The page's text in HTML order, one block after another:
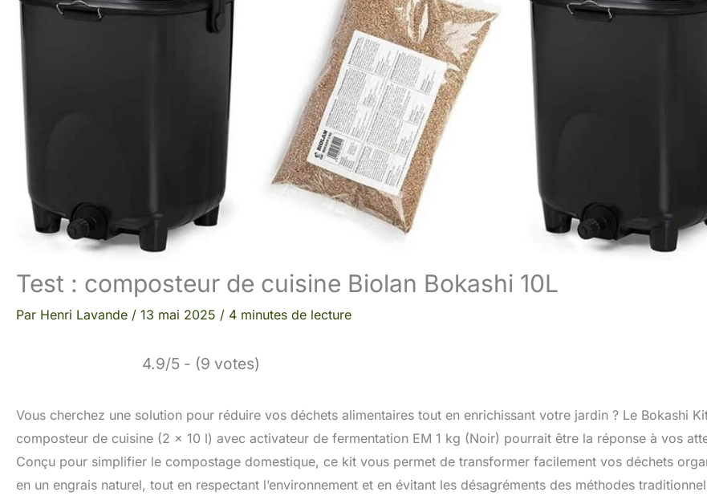
Test : composteur de cuisine Biolan Bokashi 10L
Par Henri Lavande / 13 mai 2025 / 4 minutes de lecture
4.9/5 - (9 votes)
Vous cherchez une solution pour réduire vos déchets alimentaires tout en enrichissant votre jardin ? Le Bokashi
composteur de cuisine (2 x 10 l) avec activateur de fermentation EM 1 kg (Noir) pourrait être la réponse à vos
Conçu pour simplifier le compostage domestique, ce kit vous permet de transformer facilement vos déchets
en un engrais naturel, tout en respectant l’environnement et en évitant les désagréments des méthodes